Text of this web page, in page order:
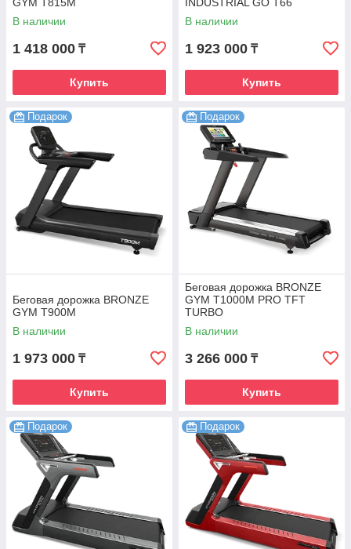
GYM T815M
В наличии
1 418 000 ₸
Купить
INDUSTRIAL GO T66
В наличии
1 923 000 ₸
Купить
Подарок
Беговая дорожка BRONZE
GYM T900M
В наличии
1 973 000 ₸
Купить
Подарок
Беговая дорожка BRONZE
GYM T1000M PRO TFT
TURBO
В наличии
3 266 000 ₸
Купить
Подарок Подарок